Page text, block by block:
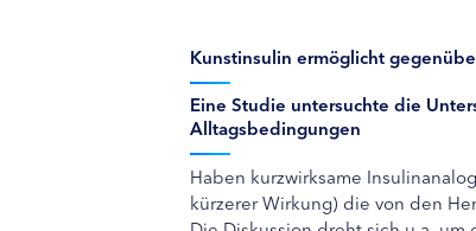
Kunstinsulin ermöglicht
Eine Studie untersuchte die
Alltagsbedingungen
Haben kurzwirksame
kürzerer Wirkung) die von den